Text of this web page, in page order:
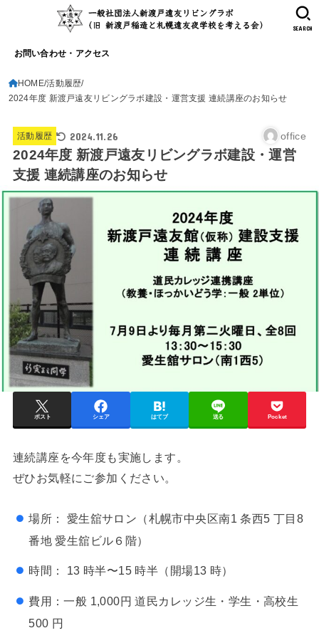
お問い合わせ・アクセス
SEARCH
HOME 活動履歴
2024年度 新渡戸遠友リビングラボ建設・運営支援 連続講座のお知らせ
活動履歴 2024.11.26 office
2024年度 新渡戸遠友リビングラボ建設・運営
支援 連続講座のお知らせ
ポスト シェア はてブ 送る Pocket
連続講座を今年度も実施します。
ぜひお気軽にご参加ください。
場所： 愛生舘サロン（札幌市中央区南1 条西5 丁目8
番地 愛生舘ビル６階）
時間： 13 時半〜15 時半（開場13 時）
費用：一般 1,000円 道民カレッジ生・学生・高校生
500 円